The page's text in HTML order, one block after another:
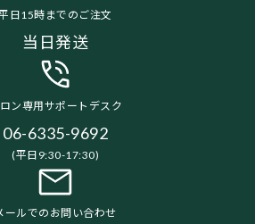
日15時までのご注文
当日発送
ン専用サポートデスク
06-6335-9692
(平日9:30-17:30)
ールでのお問い合わせ